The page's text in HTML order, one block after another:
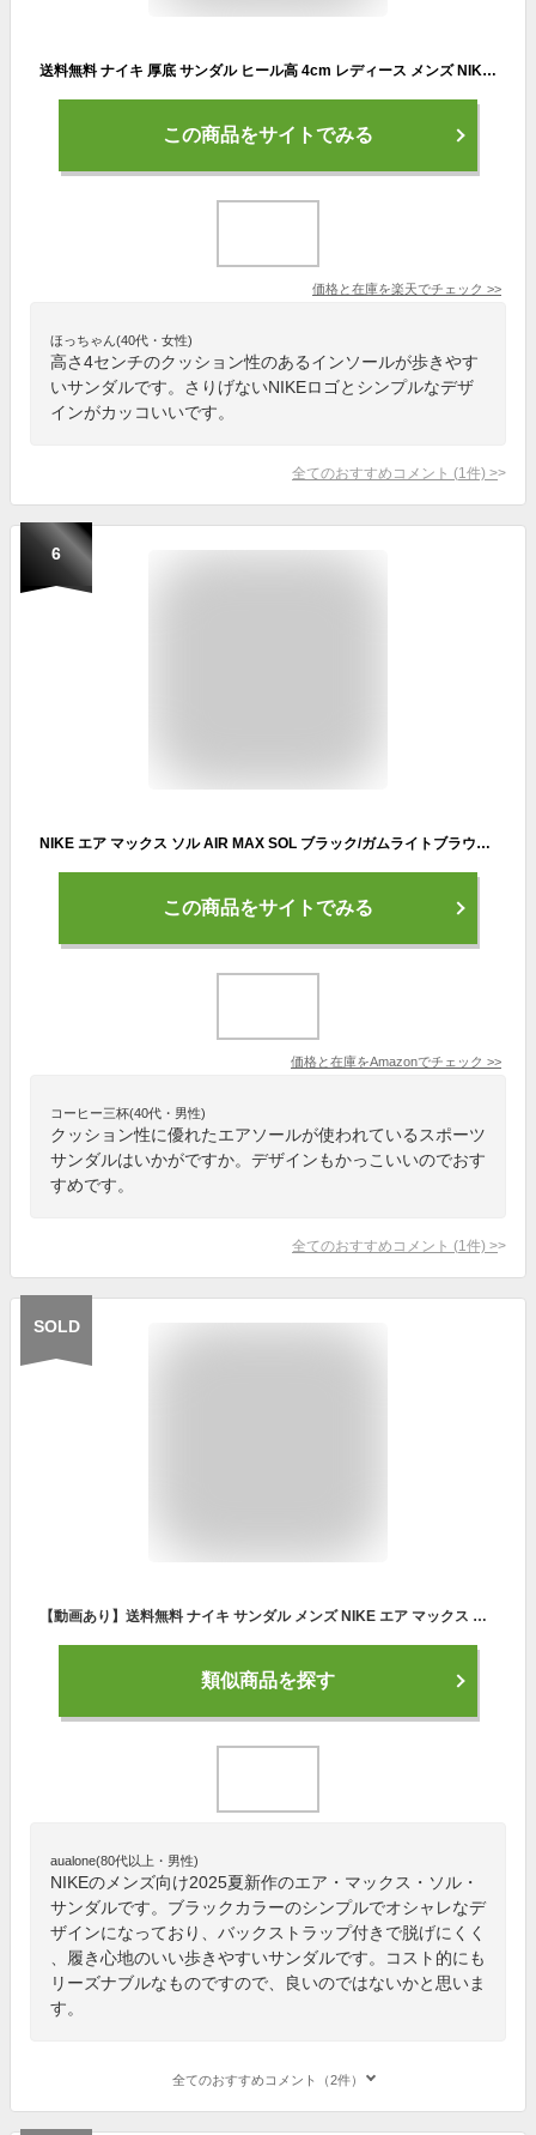
送料無料 ナイキ 厚底 サンダル ヒール高 4cm レディース メンズ NIKE カーム スライド スポーツサンダル シャワーサンダル スポサン ブラック dx4816 2025夏新作
この商品をサイトでみる
価格と在庫を楽天でチェック >>
ほっちゃん(40代・女性)
高さ4センチのクッション性のあるインソールが歩きやす
いサンダルです。さりげないNIKEロゴとシンプルなデザ
インがカッコいいです。
全てのおすすめコメント (1 件) >
6
NIKE エア マックス ソル AIR MAX SOL ブラック/ガムライトブラウン/カーゴカーキ/ビビッドオレンジ FJ5446-010 日本国内正規品 26.0cm
この商品をサイトでみる
価格と在庫をAmazonでチェック >>
コーヒー三杯(40代・男性)
クッション性に優れたエアソールが使われているスポーツ
サンダルはいかがですか。デザインもかっこいいのでおす
すめです。
全てのおすすめコメント (1 件) >
SOLD
【動画あり】送料無料 ナイキ サンダル メンズ NIKE エア マックス ソル サンダル アウトドア ビーチ スポサン ストラップ AIR MAX SOL SANDAL シューズ 靴 ブラック fj5446 2025夏新作
類似商品を探す
aualone(80代以上・男性)
NIKEのメンズ向け2025夏新作のエア・マックス・ソル・
サンダルです。ブラックカラーのシンプルでオシャレなデ
ザインになっており、バックストラップ付きで脱げにくく
、履き心地のいい歩きやすいサンダルです。コスト的にも
リーズナブルなものですので、良いのではないかと思いま
す。
全てのおすすめコメント（2件）